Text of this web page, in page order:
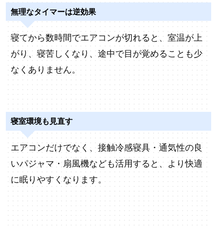
無理なタイマーは逆効果
寝てから数時間でエアコンが切れると、室温が上
がり、寝苦しくなり、途中で目が覚めることも少
なくありません。
寝室環境も見直す
エアコンだけでなく、接触冷感寝具・通気性の良
いパジャマ・扇風機なども活用すると、より快適
に眠りやすくなります。